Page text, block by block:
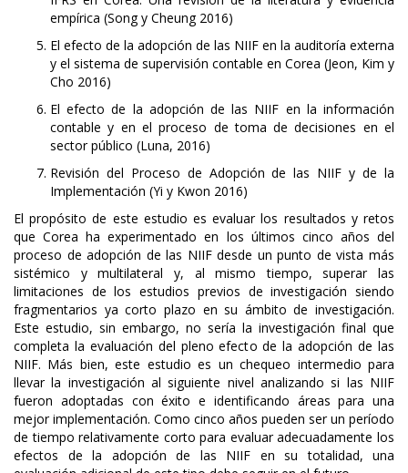
empírica (Song y Cheung 2016)
El efecto de la adopción de las NIIF en la auditoría externa
y el sistema de supervisión contable en Corea (Jeon, Kim y
Cho 2016)
El efecto de la adopción de las NIIF en la información
contable y en el proceso de toma de decisiones en el
sector público (Luna, 2016)
Revisión del Proceso de Adopción de las NIIF y de la
Implementación (Yi y Kwon 2016)
El propósito de este estudio es evaluar los resultados y retos
que Corea ha experimentado en los últimos cinco años del
proceso de adopción de las NIIF desde un punto de vista más
sistémico y multilateral y, al mismo tiempo, superar las
limitaciones de los estudios previos de investigación siendo
fragmentarios ya corto plazo en su ámbito de investigación.
Este estudio, sin embargo, no sería la investigación final que
completa la evaluación del pleno efecto de la adopción de las
NIIF. Más bien, este estudio es un chequeo intermedio para
llevar la investigación al siguiente nivel analizando si las NIIF
fueron adoptadas con éxito e identificando áreas para una
mejor implementación. Como cinco años pueden ser un período
de tiempo relativamente corto para evaluar adecuadamente los
efectos de la adopción de las NIIF en su totalidad, una